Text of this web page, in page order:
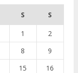
S S
1
2
8
9
15
16